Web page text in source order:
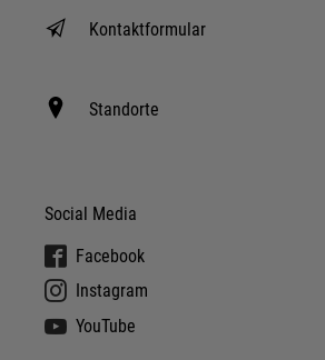
Kontaktformular
Standorte
Social Media
Facebook
Instagram
YouTube